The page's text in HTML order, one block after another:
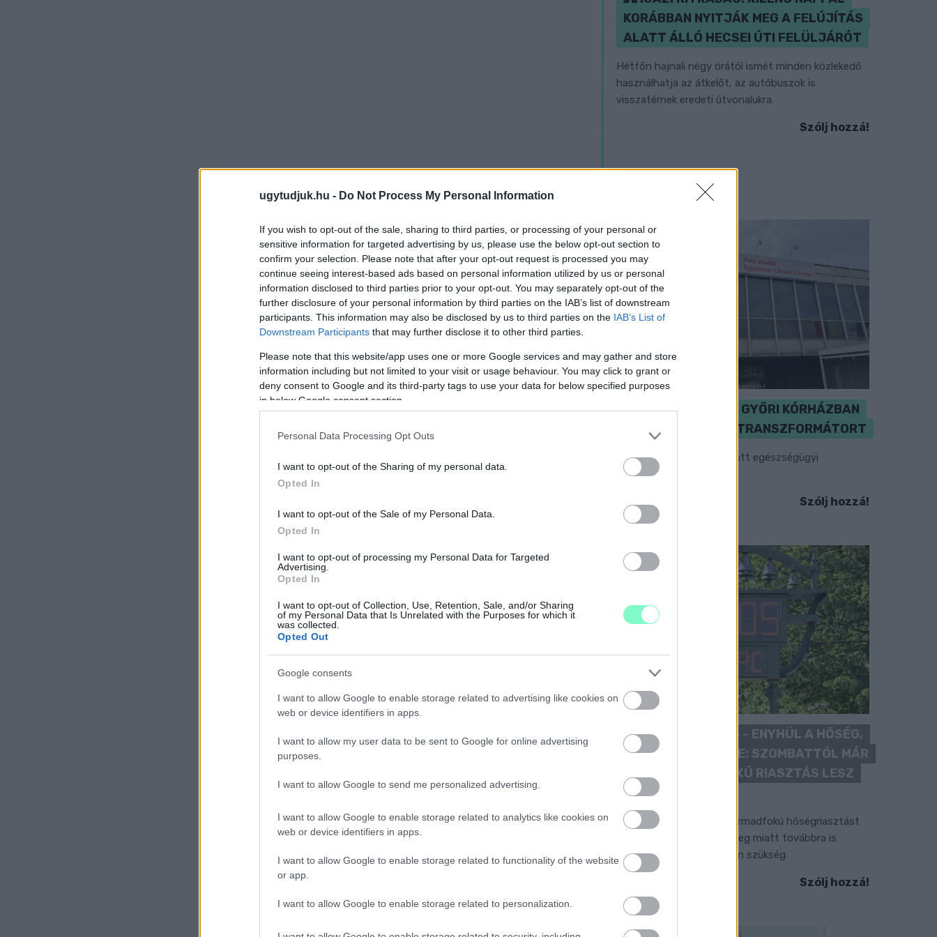
ugytudjuk.hu - Do Not Process My Personal Information
If you wish to opt-out of the sale, sharing to third parties, or processing of your personal or
sensitive information for targeted advertising by us, please use the below opt-out section to
confirm your selection. Please note that after your opt-out request is processed you may
continue seeing interest-based ads based on personal information utilized by us or personal
information disclosed to third parties prior to your opt-out. You may separately opt-out of the
further disclosure of your personal information by third parties on the IAB’s list of downstream
participants. This information may also be disclosed by us to third parties on the IAB’s List of
Downstream Participants that may further disclose it to other third parties.
Please note that this website/app uses one or more Google services and may gather and store
information including but not limited to your visit or usage behaviour. You may click to grant or
deny consent to Google and its third-party tags to use your data for below specified purposes
in below Google consent section.
Personal Data Processing Opt Outs
I want to opt-out of the Sharing of my personal data.
Opted In
I want to opt-out of the Sale of my Personal Data.
Opted In
I want to opt-out of processing my Personal Data for Targeted
Advertising.
Opted In
I want to opt-out of Collection, Use, Retention, Sale, and/or Sharing
of my Personal Data that Is Unrelated with the Purposes for which it
was collected.
Opted Out
Google consents
I want to allow Google to enable storage related to advertising like cookies on
web or device identifiers in apps.
I want to allow my user data to be sent to Google for online advertising
purposes.
I want to allow Google to send me personalized advertising.
I want to allow Google to enable storage related to analytics like cookies on
web or device identifiers in apps.
I want to allow Google to enable storage related to functionality of the website
or app.
I want to allow Google to enable storage related to personalization.
KORÁBBAN NYITJÁK MEG A FELÚJÍTÁS
ALATT ÁLLÓ HECSEI ÚTI FELÜLJÁRÓT
Hétfőn hajnali négy órától ismét minden közlekedő
használhatja az átkelőt, az autóbuszok is
visszatérnek eredeti útvonalukra.
Szólj hozzá!
KICSERÉLTÉK A GYŐRI KÓRHÁZBAN
MEGHIBÁSODOTT TRANSZFORMÁTORT
Megkezdték az elhalasztott egészségügyi
ellátásokat.
Szólj hozzá!
KÁNIKULA 2026 - ENYHÜL A HŐSÉG,
DE MÉG NINCS VÉGE: SZOMBATTÓL MÁR
“CSAK” MÁSODFOKÚ RIASZTÁS LESZ
ÉRVÉNYBEN
A július vége óta tartó harmadfokú hőségriasztást
mérséklik, de a tartós meleg miatt továbbra is
fokozott óvatosságra van szükség.
Szólj hozzá!